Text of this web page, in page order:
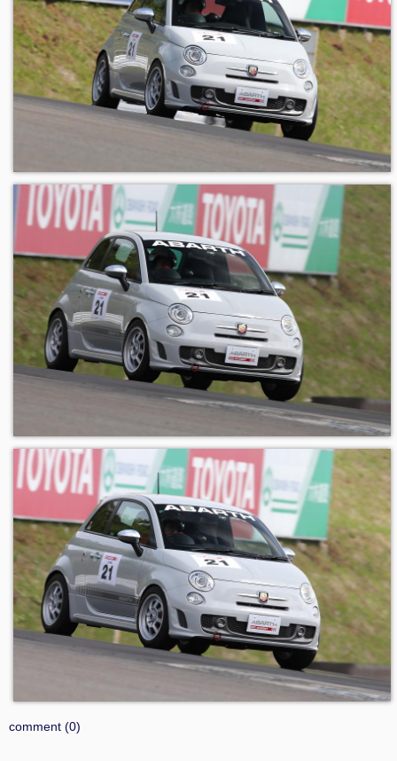
comment (0)